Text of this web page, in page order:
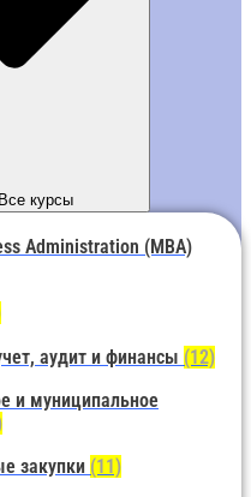
курсы
Administration (MBA)
аудит и финансы (12)
и муниципальное
закупки (11)